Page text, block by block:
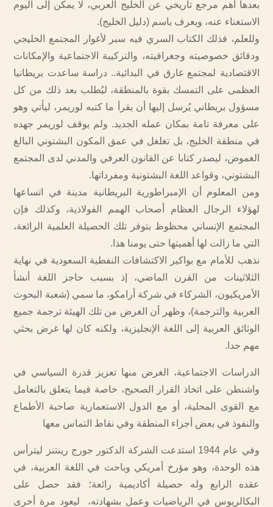
بعدها أهم مرجع تاريخي عن الخليج العربي، لا يمكن إلى اليوم
الاستغناء عنه، ويعرف باسم (دليل الخليج).
وللعلم، فذلك الكتاب السري فيه سبر لأغوار المجتمع الخليجي
ودقائق خصوصيته وجغرافيته، والتركيبة الاجتماعية والإمكانات
الاقتصادية لمجتمع غارق في البدائية.. دراسة ساعدت بريطانيا
العظمى على التمسك بقوة بالمنطقة، ليُطلب بعد ذلك من كل
مسؤول بريطاني يُرسل إليها أن يقرأ ما كتبه لوريمر، ليأتي وهو
على معرفة تامة بمكان عمله الجديد. ولم يوقف لوريمر جهده
في منطقة الخليج، بل تغلغل في عمق المكون البشتوني البالغ
الغموض، ليصدر كتابا عن القانون العرفي والمدني لدى المجتمع
البشتوني، وقواعد اللغة البشتونية ومفرداتها.
ومن المعلوم أن الإمبراطورية البريطانية مدينة في اتساعها
لهؤلاء الرجال العظام أصحاب الهمم الفولاذية، وكذلك فإن
المجتمع الإنساني محظوظ بتوفر تلك الحصيلة العلمية الرائعة،
التي ما زالت لها أهميتها حتى يومنا هذا.
نذهب للأمام مع بواكير الاكتشافات النفطية السعودية في نهاية
الثلاثينات من القرن الماضي، إذ بسبب حاجز اللغة أنشأ
الأمريكيون، الشركاء في شركة أرامكو، ما سمي (شعبة البحوث
العربية والترجمة)، وظهر أن الغرض من تلك الهيئة ترجمة جميع
الوثائق العربية إلى اللغة الإنجليزية، ولكنه كان لها غرض بحثي
مهم جدا.
الدراسات الاجتماعية، الغرض منها تعزيز قدرة السياسي في
واشنطن على اتخاذ القرار الصحيح، خاصة فيما يتعلق بالتعامل
مع القوى المحلية، أو مع الدول الاستعمارية صاحبة الأطماع
والنفوذ في بعض أجزاء المنطقة وفي نقاط التماس معها
وفي عام 1944 استدعت الشركة الدكتور جورج رينتنز ليترأس
هذه الوحدة، وهو مؤرخ أمريكي وباحث في اللغة العربية، في
عقده الرابع وله حصيلة أكاديمية رائعة؛ فقد حصل على
البكالريوس في الرياضيات وعمل بشهادته، ليعود مرة أخرى